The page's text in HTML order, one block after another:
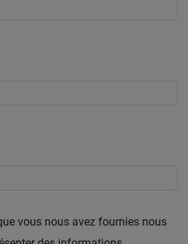
vous nous avez fournies nous